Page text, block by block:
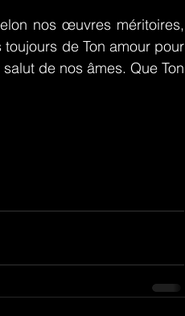
nos œuvres méritoires,
de Ton amour pour
de nos âmes. Que Ton